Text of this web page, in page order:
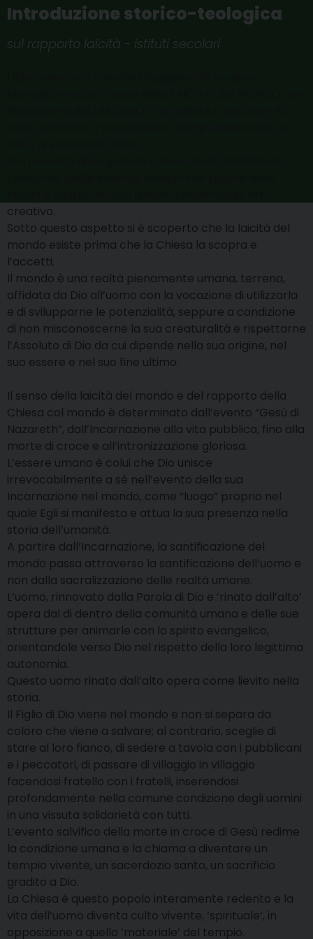
Introduzione storico-teologica
sul rapporto laicità - istituti secolari
creativo.
Sotto questo aspetto si è scoperto che la laicità del
mondo esiste prima che la Chiesa la scopra e
l’accetti.
Il mondo è una realtà pienamente umana, terrena,
affidata da Dio all’uomo con la vocazione di utilizzarla
e di svilupparne le potenzialità, seppure a condizione
di non misconoscerne la sua creaturalità e rispettarne
l’Assoluto di Dio da cui dipende nella sua origine, nel
suo essere e nel suo fine ultimo.
Il senso della laicità del mondo e del rapporto della
Chiesa col mondo è determinato dall’evento “Gesù di
Nazareth”, dall’Incarnazione alla vita pubblica, fino alla
morte di croce e all’intronizzazione gloriosa.
L’essere umano è colui che Dio unisce
irrevocabilmente a sé nell’evento della sua
Incarnazione nel mondo, come “luogo” proprio nel
quale Egli si manifesta e attua la sua presenza nella
storia dell’umanità.
A partire dall’Incarnazione, la santificazione del
mondo passa attraverso la santificazione dell’uomo e
non dalla sacralizzazione delle realtà umane.
L’uomo, rinnovato dalla Parola di Dio e ‘rinato dall’alto’
opera dal di dentro della comunità umana e delle sue
strutture per animarle con lo spirito evangelico,
orientandole verso Dio nel rispetto della loro legittima
autonomia.
Questo uomo rinato dall’alto opera come lievito nella
storia.
Il Figlio di Dio viene nel mondo e non si separa da
coloro che viene a salvare; al contrario, sceglie di
stare al loro fianco, di sedere a tavola con i pubblicani
e i peccatori, di passare di villaggio in villaggio
facendosi fratello con i fratelli, inserendosi
profondamente nella comune condizione degli uomini
in una vissuta solidarietà con tutti.
L’evento salvifico della morte in croce di Gesù redime
la condizione umana e la chiama a diventare un
tempio vivente, un sacerdozio santo, un sacrificio
gradito a Dio.
La Chiesa è questo popolo interamente redento e la
vita dell’uomo diventa culto vivente, ‘spirituale’, in
opposizione a quello ‘materiale’ del tempio.